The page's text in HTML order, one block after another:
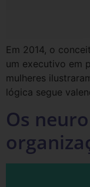
Em 2014, o
um executivo em
mulheres
lógica segue
Os